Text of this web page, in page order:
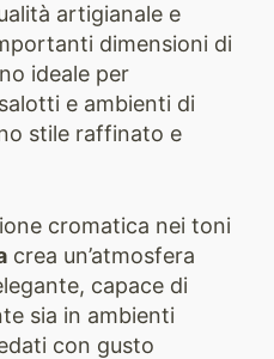
artigianale e
dimensioni di
ideale per
e ambienti di
stile raffinato e
cromatica nei toni
crea un’atmosfera
capace di
sia in ambienti
con gusto